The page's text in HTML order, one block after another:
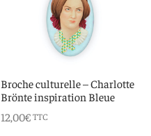
Broche culturelle – Charlotte
Brönte inspiration Bleue
12,00€ TTC